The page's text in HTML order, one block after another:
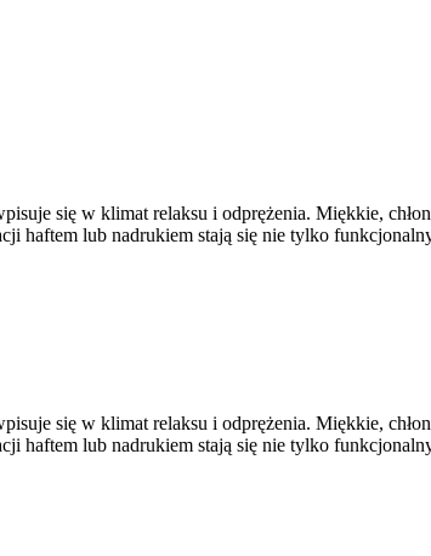
się w klimat relaksu i odprężenia. Miękkie,
haftem lub nadrukiem stają się nie tylko
się w klimat relaksu i odprężenia. Miękkie,
haftem lub nadrukiem stają się nie tylko